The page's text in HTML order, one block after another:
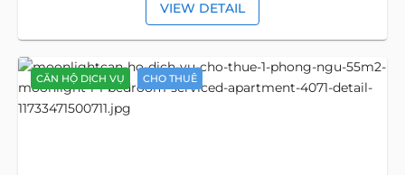
VIEW DETAIL
CĂN HỘ DỊCH VỤ CHO THUÊ